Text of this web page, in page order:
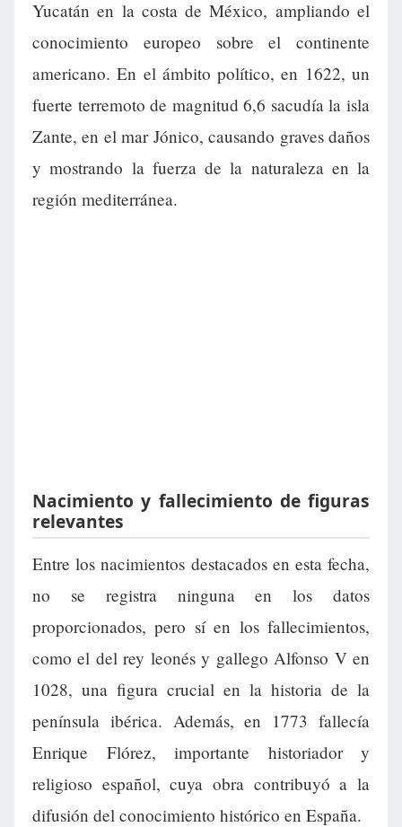
Yucatán en la costa de México, ampliando el
conocimiento europeo sobre el continente
americano. En el ámbito político, en 1622, un
fuerte terremoto de magnitud 6,6 sacudía la isla
Zante, en el mar Jónico, causando graves daños
y mostrando la fuerza de la naturaleza en la
región mediterránea.
Nacimiento y fallecimiento de figuras
relevantes
Entre los nacimientos destacados en esta fecha,
no se registra ninguna en los datos
proporcionados, pero sí en los fallecimientos,
como el del rey leonés y gallego Alfonso V en
1028, una figura crucial en la historia de la
península ibérica. Además, en 1773 fallecía
Enrique Flórez, importante historiador y
religioso español, cuya obra contribuyó a la
difusión del conocimiento histórico en España.